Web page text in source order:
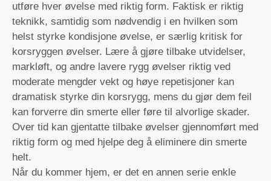
utføre hver øvelse med riktig form. Faktisk er riktig
teknikk, samtidig som nødvendig i en hvilken som
helst styrke kondisjone øvelse, er særlig kritisk for
korsryggen øvelser. Lære å gjøre tilbake utvidelser,
markløft, og andre lavere rygg øvelser riktig ved
moderate mengder vekt og høye repetisjoner kan
dramatisk styrke din korsrygg, mens du gjør dem feil
kan forverre din smerte eller føre til alvorlige skader.
Over tid kan gjentatte tilbake øvelser gjennomført med
riktig form og med hjelpe deg å eliminere din smerte
helt.
Når du kommer hjem, er det en annen serie enkle